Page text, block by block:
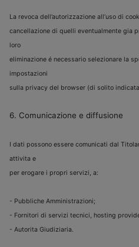
La revoca dell’autorizzazione all’uso di
cancellazione di quelli eventualmente gia
loro
eliminazione é necessario selezionare la
impostazioni
sulla privacy del browser (di solito
6. Comunicazione e diffusione
I dati possono essere comunicati dal
attivita e
per erogare i propri servizi, a:
- Pubbliche Amministrazioni;
- Fornitori di servizi tecnici, hosting
- Autorita Giudiziaria.